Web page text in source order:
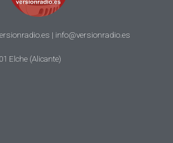
| info@versionradio.es
Elche (Alicante)